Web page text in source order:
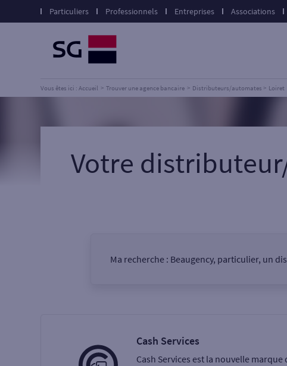
Particuliers Professionnels Entreprises Associations
Vous êtes ici : Accueil Trouver une agence bancaire Distributeurs/automates Loiret
Votre
Ma recherche : Beaugency, particulier, un
Cash Services
Cash Services est la nouvelle